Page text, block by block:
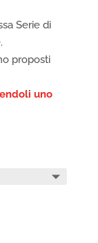
Serie di
proposti
uno